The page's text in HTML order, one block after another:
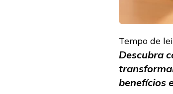
Tempo de
Descubra
benefícios